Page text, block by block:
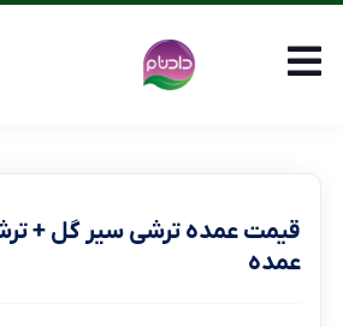
قیمت عمده ترشی سیر گل +
عمده